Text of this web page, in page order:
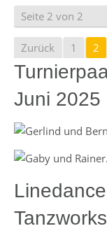
Seite 2 von 2
Zurück 1 2
Juni 2025